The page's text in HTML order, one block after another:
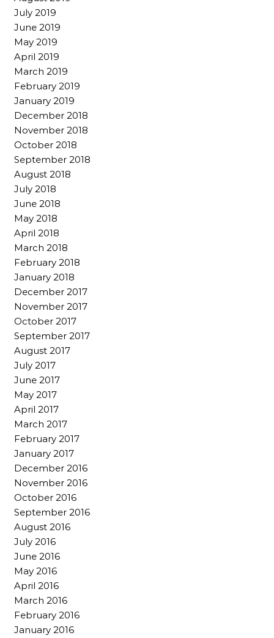
July 2019
June 2019
May 2019
April 2019
March 2019
February 2019
January 2019
December 2018
November 2018
October 2018
September 2018
August 2018
July 2018
June 2018
May 2018
April 2018
March 2018
February 2018
January 2018
December 2017
November 2017
October 2017
September 2017
August 2017
July 2017
June 2017
May 2017
April 2017
March 2017
February 2017
January 2017
December 2016
November 2016
October 2016
September 2016
August 2016
July 2016
June 2016
May 2016
April 2016
March 2016
February 2016
January 2016